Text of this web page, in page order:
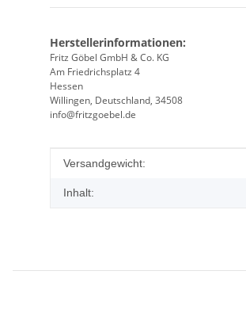
Herstellerinformationen:
Fritz Göbel GmbH & Co. KG
Am Friedrichsplatz 4
Hessen
Willingen, Deutschland, 34508
info@fritzgoebel.de
Produkteigenschaft
Wert
Versandgewicht:
Inhalt: